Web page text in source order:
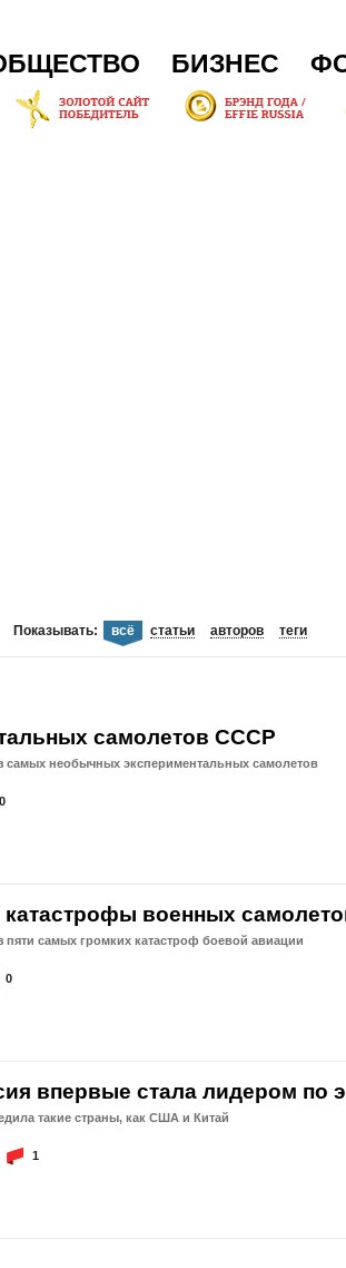
БИЗНЕС
Показывать: всё статьи авторов теги
самолетов СССР
самых необычных экспериментальных самолетов
0
военных
пяти самых громких катастроф боевой авиации
0
впервые стала лидером по
такие страны, как США и Китай
1